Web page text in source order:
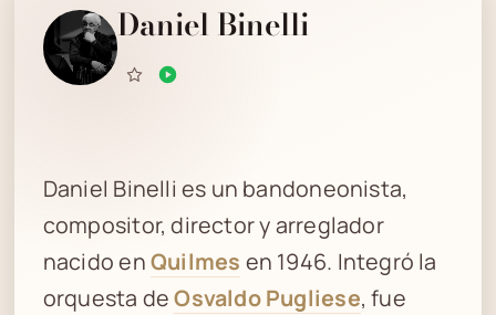
Daniel Binelli
Daniel Binelli es un bandoneonista,
compositor, director y arreglador
nacido enQuilmes en 1946. Integró la
orquesta deOsvaldo Pugliese, fue